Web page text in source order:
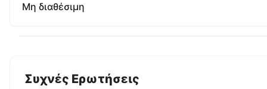
Μη διαθέσιμη
Συχνές Ερωτήσεις